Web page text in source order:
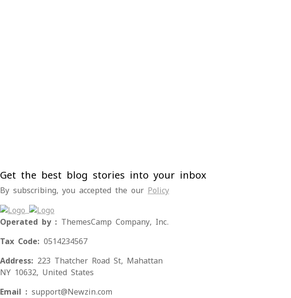
Get the best blog stories into your inbox
By subscribing, you accepted the our Policy
Operated by : ThemesCamp Company, Inc.
Tax Code: 0514234567
Address: 223 Thatcher Road St, Mahattan
NY 10632, United States
Email : support@Newzin.com